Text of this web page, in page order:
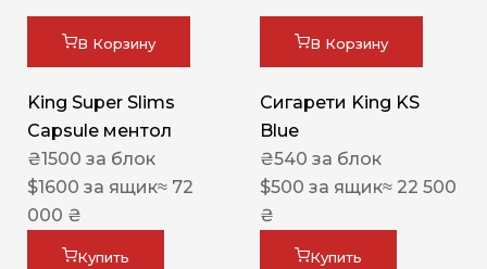
В Корзину
King Super Slims
Capsule ментол
₴1500 за блок
$1600 за ящик≈ 72
000 ₴
Купить
В Корзину
Сигарети King KS
Blue
₴540 за блок
$500 за ящик≈ 22 500
₴
Купить